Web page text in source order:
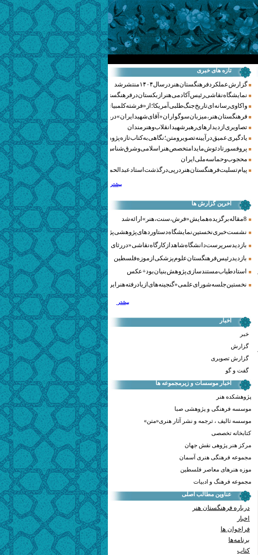
تازه های خبری
گزارش عملکرد فرهنگستان هنر در سال ۱۴۰۴ منتشر شد
نمایشگاه نقاشی رئیس آکادمی هنر ازبکستان در فرهنگستان هنر
واکاوی رسانه‌ای تاریخ جنگ‌طلبی آمریکا؛ از «فرشته کلمبیا» تا پنتاگونیسم هالیوود
فرهنگستان هنر، میزبان سوگواران «آقای شهید ایران» در روزهای وداع شد+ گزارش تصویری
تصاویری از دیدارهای رهبر شهید انقلاب و هنرمندان
یادگیری عمیق در آیینه تصویر و متن؛ نگاهی به کتاب تازه پژوهشکده هنر
پروفسور تادئوش مایدا متخصص هنر اسلامی و شرق‌شناس لهستانی درگذشت
محجوب و حماسه ملی ایران
پیام تسلیت فرهنگستان هنر در پی درگذشت استاد عبدالحمید نقره‌کار
بیشتر
آخرین گزارش ها
8 مقاله برگزیده همایش «فرش، سنت، هنر» ارائه شد
نشست خبری نخستین نمایشگاه دستاوردهای پژوهشی پژوهشگاه‌های هنری
بازدید سرپرست دانشگاه شاهد از کارگاه نقاشی «در رثای سیمرغ تجلی»
بازدید رئیس فرهنگستان علوم پزشکی از موزه فلسطین
استاد طیاب مستندسازی پژوهش‌بنیان بود + عکس
نخستین جلسه شورای علمی «گنجینه‌های ازیادرفته هنر ایران» برگزار شد
بیشتر
اخبار
خبر
گزارش
گزارش تصویری
گفت و گو
اخبار موسسات و زیرمجموعه ها
پژوهشکده هنر
موسسه فرهنگی و پژوهشی صبا
موسسه تالیف ، ترجمه و نشر آثار هنری«متن»
کتابخانه تخصصی
مرکز هنر پژوهی نقش جهان
مجموعه فرهنگی هنری آسمان
موزه هنرهای معاصر فلسطین
مجموعه فرهنگ و ادبیات
عناوین مطالب اصلی
درباره فرهنگستان هنر
اخبار
فراخوان ها
برنامه‌ها
کتاب